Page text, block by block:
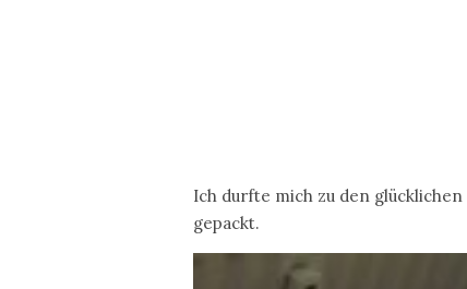
Ich durfte mich zu den glücklichen
gepackt.